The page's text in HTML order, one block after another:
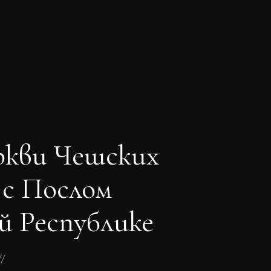
Чешских
Послом
Республике